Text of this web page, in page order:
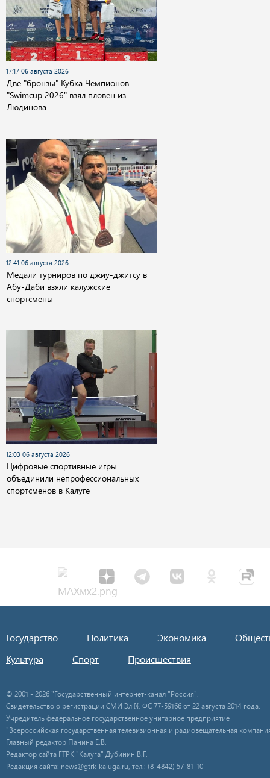
17:17 06 августа 2026
Две "бронзы" Кубка Чемпионов
"Swimcup 2026" взял пловец из
Людинова
12:41 06 августа 2026
Медали турниров по джиу-джитсу в
Абу-Даби взяли калужские
спортсмены
12:03 06 августа 2026
Цифровые спортивные игры
объединили непрофессиональных
спортсменов в Калуге
Государство Политика Экономика
Культура
Спорт Происшествия
© 2001 - 2026 "Государственный интернет-канал "Россия".
Свидетельство о регистрации СМИ Эл № ФС 77-59166 от 22 августа 2014 года.
Учредитель федеральное государственное унитарное предприятие
"Всероссийская государственная телевизионная и радиовещательная
Главный редактор Панина Е.В.
Редактор сайта ГТРК "Калуга" Дубинин В.Г.
Редакция сайта: news@gtrk-kaluga.ru, тел.: (8-4842) 57-81-10